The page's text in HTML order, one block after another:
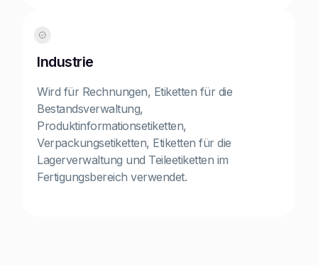
Industrie
Wird für Rechnungen, Etiketten für die
Bestandsverwaltung,
Produktinformationsetiketten,
Verpackungsetiketten, Etiketten für die
Lagerverwaltung und Teileetiketten im
Fertigungsbereich verwendet.